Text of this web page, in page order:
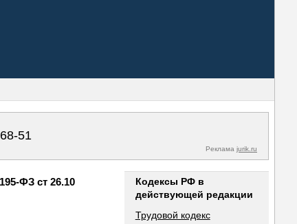
51
Реклама jurik.ru
ФЗ ст 26.10
Кодексы РФ в
действующей редакции
Трудовой кодекс